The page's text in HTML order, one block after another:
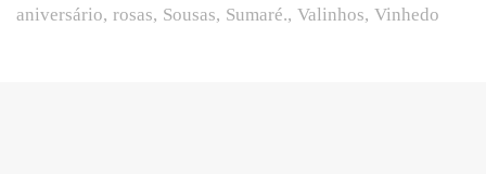
aniversário rosas Sousas Sumaré. Valinhos Vinhedo